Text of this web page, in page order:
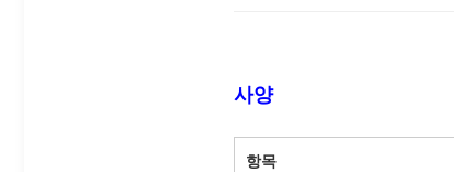
사양
항목